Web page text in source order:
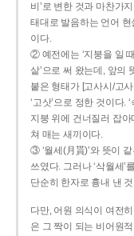
비’로 변한 것과 마찬가
태대로 발음하는 언어 현
이다.
② 예전에는 ‘지붕을 일
샅’으로 써 왔는데, 앞의
붙은 형태가 [고사시/고
‘고삿’으로 정한 것이다.
지붕 위에 건너질러 잡아
쳐 매는 새끼이다.
③ ‘월세(月貰)’와 뜻이 같
쓰였다. 그러나 ‘삭월세’
단순히 한자로 흉내 낸
다만, 어원 의식이 여전
은 그 짝이 되는 비어원